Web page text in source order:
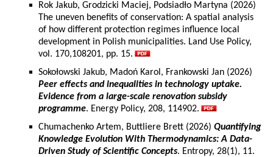
Rok Jakub, Grodzicki Maciej, Podsiadło Martyna (2026)
The uneven benefits of conservation: A spatial analysis
of how different protection regimes influence local
development in Polish municipalities. Land Use Policy,
vol. 170,108201, pp. 15.
Sokołowski Jakub, Madoń Karol, Frankowski Jan (2026)
Peer effects and inequalities in technology uptake.
Evidence from a large-scale renovation subsidy
programme. Energy Policy, 208, 114902.
Chumachenko Artem, Buttliere Brett (2026) Quantifying
Knowledge Evolution With Thermodynamics: A Data-
Driven Study of Scientific Concepts. Entropy, 28(1), 11.